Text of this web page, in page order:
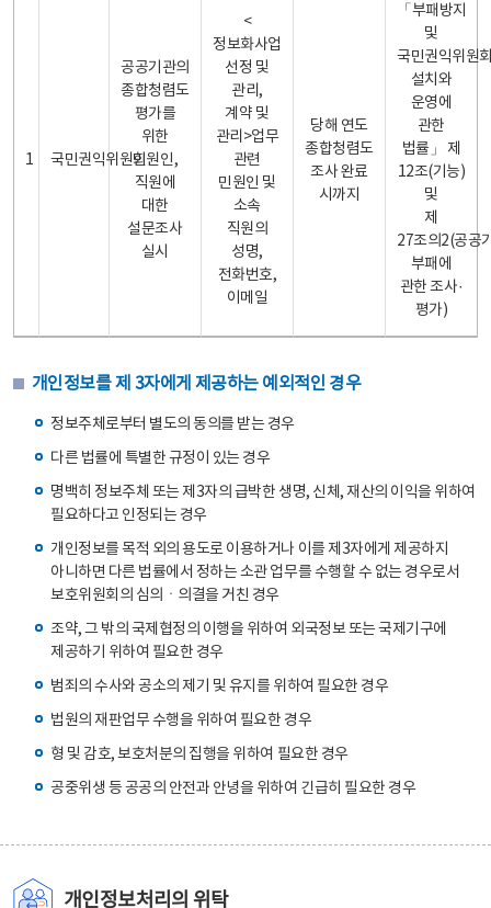
1 국민권익위원회
공공기관의
종합청렴도
평가를
위한
민원인,
직원에
대한
설문조사
실시
<
정보화사업
선정 및
관리,
계약 및
관리>업무
관련
민원인 및
소속
직원의
성명,
전화번호,
이메일
당해 연도
종합청렴도
조사 완료
시까지
「부패방지
및
국민권익위원
설치와
운영에
관한
법률」 제
12조(기능)
및
제
27조의2(공공
부패에
관한 조사·
평가)
개인정보를 제 3자에게 제공하는 예외적인 경우
정보주체로부터 별도의 동의를 받는 경우
다른 법률에 특별한 규정이 있는 경우
명백히 정보주체 또는 제3자의 급박한 생명, 신체, 재산의 이익을 위하여
필요하다고 인정되는 경우
개인정보를 목적 외의 용도로 이용하거나 이를 제3자에게 제공하지
아니하면 다른 법률에서 정하는 소관 업무를 수행할 수 없는 경우로서
보호위원회의 심의ㆍ의결을 거친 경우
조약, 그 밖의 국제협정의 이행을 위하여 외국정보 또는 국제기구에
제공하기 위하여 필요한 경우
범죄의 수사와 공소의 제기 및 유지를 위하여 필요한 경우
법원의 재판업무 수행을 위하여 필요한 경우
형 및 감호, 보호처분의 집행을 위하여 필요한 경우
공중위생 등 공공의 안전과 안녕을 위하여 긴급히 필요한 경우
개인정보처리의 위탁